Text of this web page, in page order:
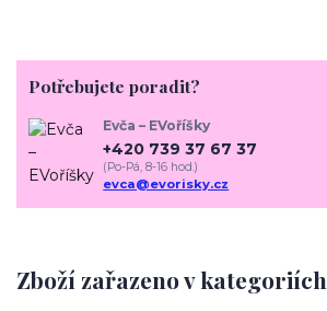
Zboží zařazeno v kategoriích
Potřebujete poradit?
Evča – EVoříšky
+420 739 37 67 37
(Po-Pá, 8-16 hod.)
evca@evorisky.cz